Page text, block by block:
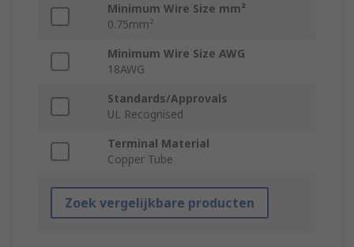
Minimum Wire Size mm²
0.75mm²
Minimum Wire Size AWG
18AWG
Standards/Approvals
UL Recognised
Terminal Material
Copper Tube
Zoek vergelijkbare producten